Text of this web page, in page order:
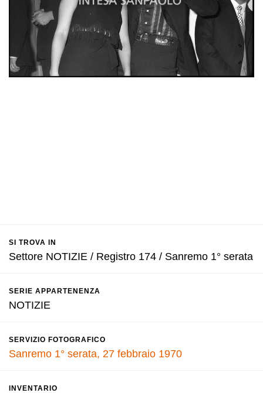
SI TROVA IN
Settore NOTIZIE / Registro 174 / Sanremo 1° serata
SERIE APPARTENENZA
NOTIZIE
SERVIZIO FOTOGRAFICO
Sanremo 1° serata, 27 febbraio 1970
INVENTARIO